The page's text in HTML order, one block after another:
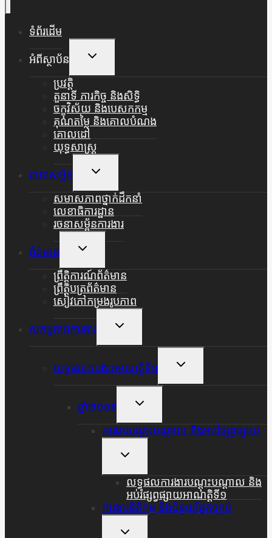
ទំព័រដើម
អំពីស្ថាប័ន
Toggle
Menu
ប្រវត្តិ
តួនាទី ភារកិច្ច និងសិទ្ធិ
ចក្ខុវិស័យ និងបេសកកម្ម
គុណតម្លៃ និងគោលបំណង
គោលដៅ
យុទ្ធសាស្ត្រ
រចនាសម្ព័ន
Toggle
Menu
សមាសភាពថ្នាក់ដឹកនាំ
លេខាធិការដ្ឋាន
រចនាសម្ព័នការងារ
ព័ត៌មាន
Toggle
Menu
ព្រឹត្តិការណ៍ព័ត៌មាន
ព្រឹត្តិបត្រព័ត៌មាន
សៀវភៅកម្រងរូបភាព
សកម្មភាពការងារ
Toggle
Menu
លទ្ធផលការងារអាណត្តិទី១
Toggle
Menu
ឆ្នាំ២០១៩
Toggle
Menu
ការងារបណ្តុះបណ្តាល និងអប់រំផ្សព្វផ្សាយ
Toggle
Menu
លទ្ធផលការងារបណ្តុះបណ្តាល និង
អប់រំផ្សព្វផ្សាយអាណត្តិទី១
ការងារនីតិកម្ម និងជំនួយផ្នែកច្បាប់
Toggle